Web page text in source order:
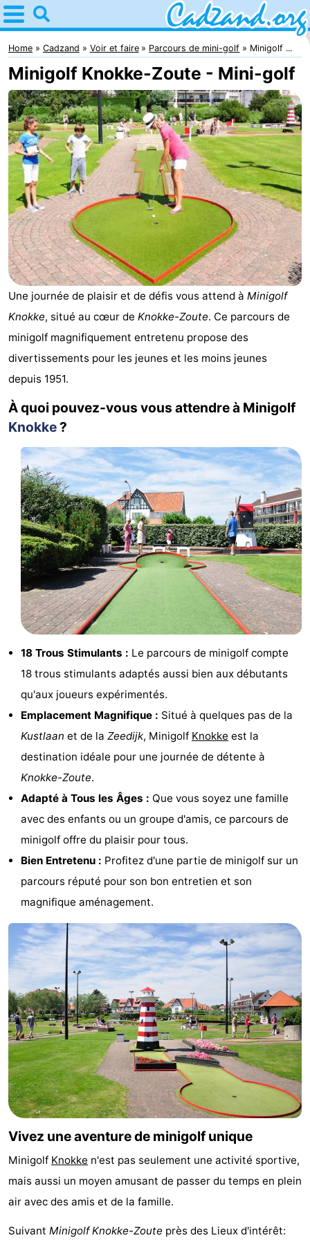
Home
Cadzand
Astuces
Avec
les
enfants
Passer
la
nuit
Appartements
Campings
Chaumières
-
Bad
Meersee
-
Resort
Nieuwvliet-
Bad
De
Meulinge
-
EuroParcs
Cadzand
Hoogduin
-
Noordzee
Résidence
Cadzand-
Bad
Resort
Nieuwvliet-
Bad
Schoneveld
Strand
Resort
Nieuwvliet-
Waterdunen
Zonneweelde
Zwinhoeve
Hôtels
Last
minutes
Plages
Voir
faire
Lieux
d'intérêt
-
Musées
Monuments
-
Moulins
de
Croisières
Terrains
de
jeux
-
Aires
de
jeux
intérieures
-
Bowling
-
Parcours
de
mini-
golf
Centres
de
bien-
être
Villages
&
villes
Nature
Sports
-
Home Cadzand Voir et faire Parcours de mini-golf Minigolf ...
Minigolf Knokke-Zoute - Mini-golf
Une journée de plaisir et de défis vous attend à Minigolf
Knokke, situé au cœur de Knokke-Zoute. Ce parcours de
minigolf magnifiquement entretenu propose des
divertissements pour les jeunes et les moins jeunes
depuis 1951.
À quoi pouvez-vous vous attendre à Minigolf
Knokke?
18 Trous Stimulants : Le parcours de minigolf compte
18 trous stimulants adaptés aussi bien aux débutants
qu'aux joueurs expérimentés.
Emplacement Magnifique : Situé à quelques pas de la
Kustlaan et de la Zeedijk, Minigolf Knokke est la
destination idéale pour une journée de détente à
Knokke-Zoute.
Adapté à Tous les Âges : Que vous soyez une famille
avec des enfants ou un groupe d'amis, ce parcours de
minigolf offre du plaisir pour tous.
Bien Entretenu : Profitez d'une partie de minigolf sur un
parcours réputé pour son bon entretien et son
magnifique aménagement.
Vivez une aventure de minigolf unique
Minigolf Knokke n'est pas seulement une activité sportive,
mais aussi un moyen amusant de passer du temps en plein
air avec des amis et de la famille.
Suivant Minigolf Knokke-Zoute près des Lieux d'intérêt: